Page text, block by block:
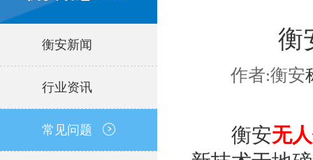
衡安新闻
行业资讯
常见问题
衡
作者:衡安
衡安无